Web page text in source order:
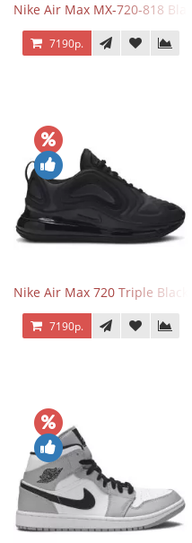
Nike Air Max MX-720-818 Black
7190р.
Nike Air Max 720 Triple Black
7190р.